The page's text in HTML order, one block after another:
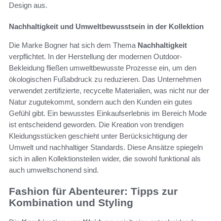
Design aus.
Nachhaltigkeit und Umweltbewusstsein in der Kollektion
Die Marke Bogner hat sich dem Thema Nachhaltigkeit
verpflichtet. In der Herstellung der modernen Outdoor-
Bekleidung fließen umweltbewusste Prozesse ein, um den
ökologischen Fußabdruck zu reduzieren. Das Unternehmen
verwendet zertifizierte, recycelte Materialien, was nicht nur der
Natur zugutekommt, sondern auch den Kunden ein gutes
Gefühl gibt. Ein bewusstes Einkaufserlebnis im Bereich Mode
ist entscheidend geworden. Die Kreation von trendigen
Kleidungsstücken geschieht unter Berücksichtigung der
Umwelt und nachhaltiger Standards. Diese Ansätze spiegeln
sich in allen Kollektionsteilen wider, die sowohl funktional als
auch umweltschonend sind.
Fashion für Abenteurer: Tipps zur
Kombination und Styling